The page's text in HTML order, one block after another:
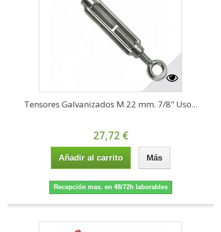
Tensores Galvanizados M 22 mm. 7/8" Uso...
27,72 €
Añadir al carrito Más
Recepción max. en 48/72h laborables